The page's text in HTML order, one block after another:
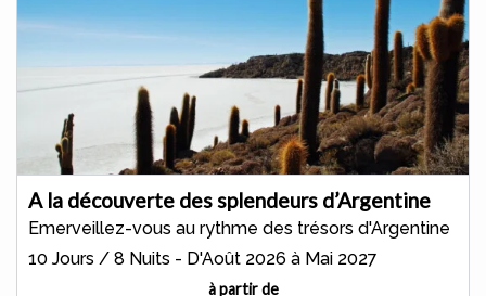
A la découverte des splendeurs d’Argentine
Emerveillez-vous au rythme des trésors d'Argentine
10 Jours / 8 Nuits - D'Août 2026 à Mai 2027
à partir de